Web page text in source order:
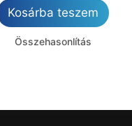
Kosárba teszem
Összehasonlítás